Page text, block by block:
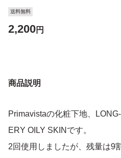
送料無料
2,200円
商品説明
Primavistaの化粧下地、
ERY OILY SKINです。
2回使用しましたが、残量は9